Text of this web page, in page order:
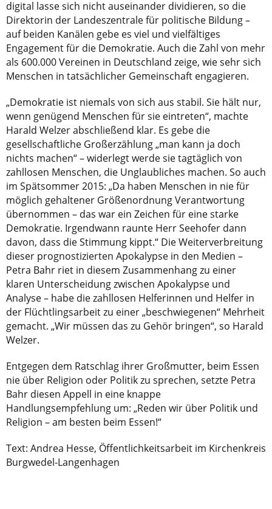
digital lasse sich nicht auseinander dividieren, so die
Direktorin der Landeszentrale für politische Bildung –
auf beiden Kanälen gebe es viel und vielfältiges
Engagement für die Demokratie. Auch die Zahl von mehr
als 600.000 Vereinen in Deutschland zeige, wie sehr sich
Menschen in tatsächlicher Gemeinschaft engagieren.
„Demokratie ist niemals von sich aus stabil. Sie hält nur,
wenn genügend Menschen für sie eintreten“, machte
Harald Welzer abschließend klar. Es gebe die
gesellschaftliche Großerzählung „man kann ja doch
nichts machen“ – widerlegt werde sie tagtäglich von
zahllosen Menschen, die Unglaubliches machen. So auch
im Spätsommer 2015: „Da haben Menschen in nie für
möglich gehaltener Größenordnung Verantwortung
übernommen – das war ein Zeichen für eine starke
Demokratie. Irgendwann raunte Herr Seehofer dann
davon, dass die Stimmung kippt.“ Die Weiterverbreitung
dieser prognostizierten Apokalypse in den Medien –
Petra Bahr riet in diesem Zusammenhang zu einer
klaren Unterscheidung zwischen Apokalypse und
Analyse – habe die zahllosen Helferinnen und Helfer in
der Flüchtlingsarbeit zu einer „beschwiegenen“ Mehrheit
gemacht. „Wir müssen das zu Gehör bringen“, so Harald
Welzer.
Entgegen dem Ratschlag ihrer Großmutter, beim Essen
nie über Religion oder Politik zu sprechen, setzte Petra
Bahr diesen Appell in eine knappe
Handlungsempfehlung um: „Reden wir über Politik und
Religion – am besten beim Essen!“
Text: Andrea Hesse, Öffentlichkeitsarbeit im Kirchenkreis
Burgwedel-Langenhagen